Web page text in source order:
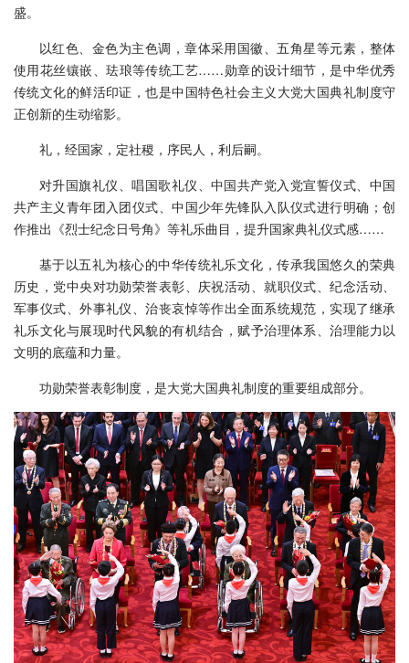
盛。
以红色、金色为主色调，章体采用国徽、五角星等元素，整体
使用花丝镶嵌、珐琅等传统工艺……勋章的设计细节，是中华优秀
传统文化的鲜活印证，也是中国特色社会主义大党大国典礼制度守
正创新的生动缩影。
礼，经国家，定社稷，序民人，利后嗣。
对升国旗礼仪、唱国歌礼仪、中国共产党入党宣誓仪式、中国
共产主义青年团入团仪式、中国少年先锋队入队仪式进行明确；创
作推出《烈士纪念日号角》等礼乐曲目，提升国家典礼仪式感……
基于以五礼为核心的中华传统礼乐文化，传承我国悠久的荣典
历史，党中央对功勋荣誉表彰、庆祝活动、就职仪式、纪念活动、
军事仪式、外事礼仪、治丧哀悼等作出全面系统规范，实现了继承
礼乐文化与展现时代风貌的有机结合，赋予治理体系、治理能力以
文明的底蕴和力量。
功勋荣誉表彰制度，是大党大国典礼制度的重要组成部分。